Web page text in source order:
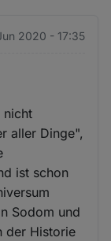
2020 - 17:35
nicht
aller Dinge",
ist schon
Sodom und
der Historie